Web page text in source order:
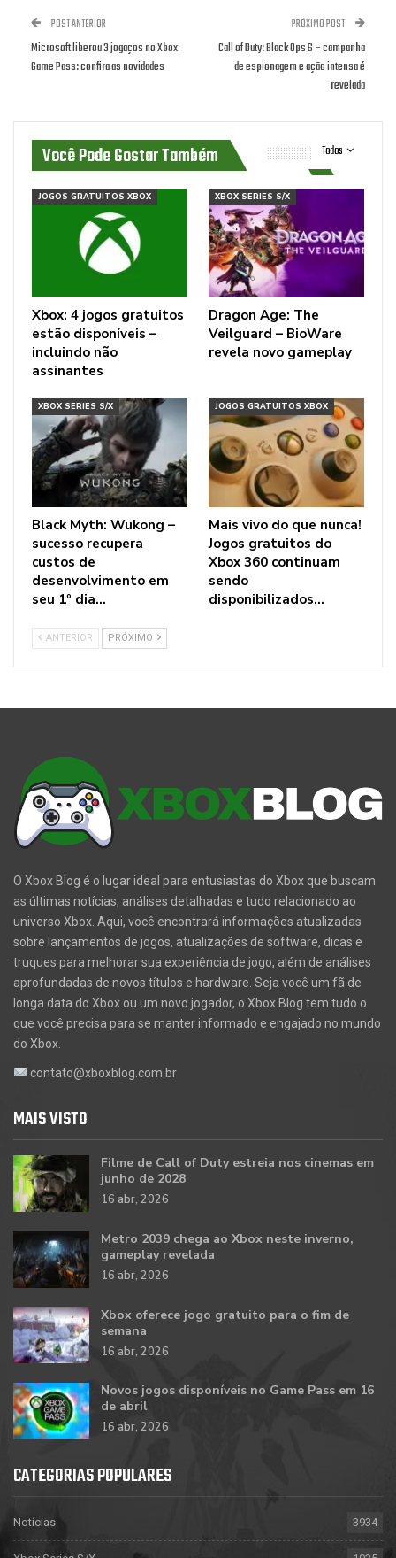
POST ANTERIOR
Microsoft liberou 3 jogaços no Xbox
Game Pass: confira as novidades
PRÓXIMO POST
Call of Duty: Black Ops 6 – campanha
de espionagem e ação intensa é
revelada
Todos
Você Pode Gostar Também
JOGOS GRATUITOS XBOX
Xbox: 4 jogos gratuitos
estão disponíveis –
incluindo não
assinantes
XBOX SERIES S/X
Dragon Age: The
Veilguard – BioWare
revela novo gameplay
XBOX SERIES S/X
Black Myth: Wukong –
sucesso recupera
custos de
desenvolvimento em
seu 1º dia…
JOGOS GRATUITOS XBOX
Mais vivo do que nunca!
Jogos gratuitos do
Xbox 360 continuam
sendo
disponibilizados…
ANTERIOR PRÓXIMO
O Xbox Blog é o lugar ideal para entusiastas do Xbox que buscam
as últimas notícias, análises detalhadas e tudo relacionado ao
universo Xbox. Aqui, você encontrará informações atualizadas
sobre lançamentos de jogos, atualizações de software, dicas e
truques para melhorar sua experiência de jogo, além de análises
aprofundadas de novos títulos e hardware. Seja você um fã de
longa data do Xbox ou um novo jogador, o Xbox Blog tem tudo o
que você precisa para se manter informado e engajado no mundo
do Xbox.
contato@xboxblog.com.br
MAIS VISTO
Filme de Call of Duty estreia nos cinemas em
junho de 2028
16 abr, 2026
Metro 2039 chega ao Xbox neste inverno,
gameplay revelada
16 abr, 2026
Xbox oferece jogo gratuito para o fim de
semana
16 abr, 2026
Novos jogos disponíveis no Game Pass em 16
de abril
16 abr, 2026
CATEGORIAS POPULARES
Notícias 3934